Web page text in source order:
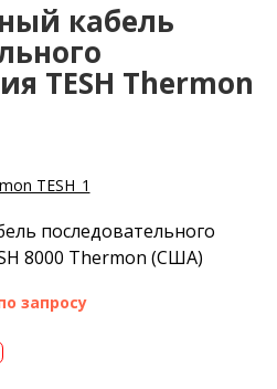
кабель
TESH Thermon
последовательного
8000 Thermon (США)
запросу